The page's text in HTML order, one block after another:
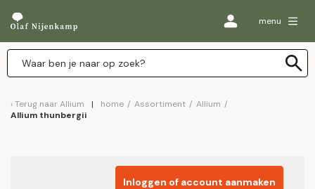
menu
Terug naar Allium home / Assortiment / Allium /
Allium thunbergii
Inloggen of account aanmaken